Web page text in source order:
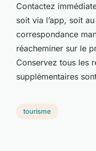
Contactez
soit via l’app, soit
correspondance
réacheminer sur le
Conservez tous les
supplémentaires
tourisme